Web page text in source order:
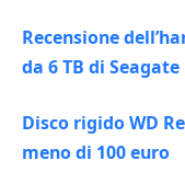
Recensione
da 6 TB di Seagate
Disco rigido WD
meno di 100 euro